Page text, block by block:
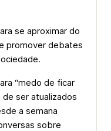
se aproximar do
promover debates
“medo de ficar
ser atualizados
a semana
sobre